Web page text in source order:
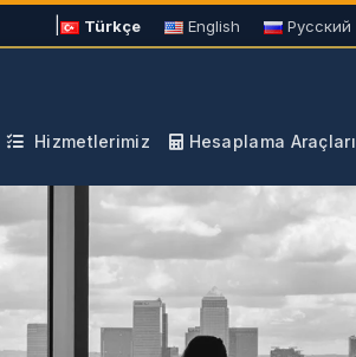
Türkçe English Русский
Hizmetlerimiz Hesaplama Araçları